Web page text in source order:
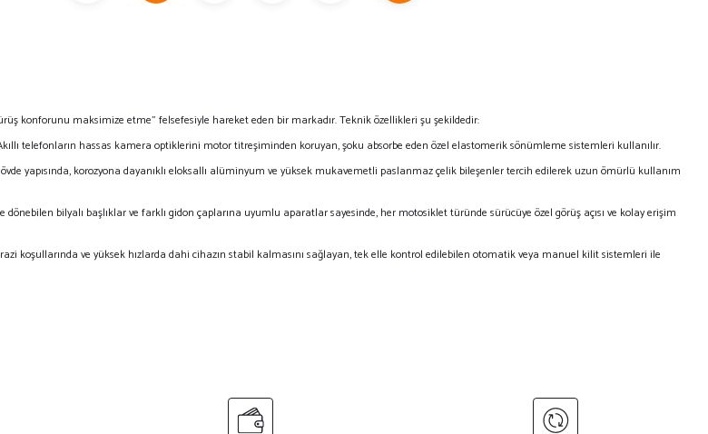
konforunu maksimize etme" felsefesiyle hareket eden bir markadır.Teknik özellikleri şu şekildedir:
telefonların hassas kamera optiklerini motor titreşiminden koruyan,şoku absorbe eden özel elastomerik sönümleme sistemleri kullanılır.
yapısında, korozyona dayanıklı eloksallı alüminyum ve yüksek mukavemetli paslanmaz çelik bileşenler tercih edilerek uzun ömürlü kullanım
dönebilen bilyalı başlıklar ve farklı gidon çaplarına uyumlu aparatlar sayesinde, her motosiklet türünde sürücüye özel görüş açısı ve kolay erişim
koşullarında ve yüksek hızlarda dahi cihazın stabil kalmasını sağlayan,tek elle kontrol edilebilen otomatik veya manuel kilit sistemleri ile